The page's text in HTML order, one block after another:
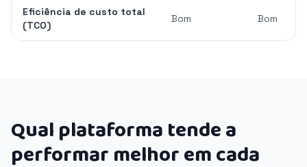
Eficiência de custo total
(TCO)
Bom Bom
Qual plataforma tende a
performar melhor em cada